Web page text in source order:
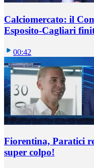
Calciomercato: il
Esposito-Cagliari
00:42
Fiorentina, Paratici
super colpo!